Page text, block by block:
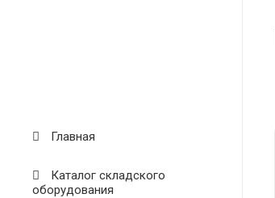
Главная
Каталог складского
оборудования